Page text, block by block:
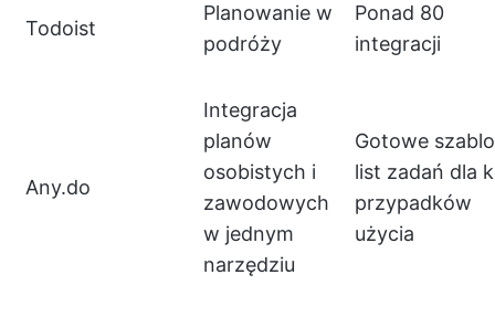
Todoist
Planowanie w
podróży
Ponad 80
integracji
Any.do
Integracja
planów
osobistych i
zawodowych
w jednym
narzędziu
Gotowe
list zadań dla
przypadków
użycia